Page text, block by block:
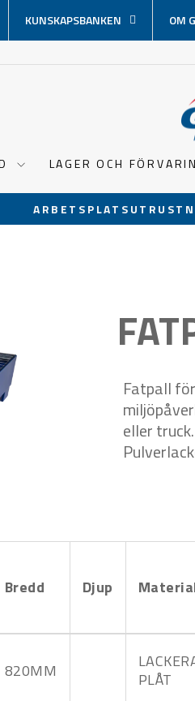
KUNSKAPSBANKEN OM
LAGER OCH
Fatpall
eller
Bredd Djup
820MM
PLÅT